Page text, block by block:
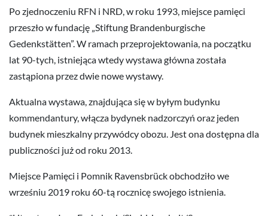
Po zjednoczeniu RFN i NRD, w roku 1993, miejsce pamięci
przeszło w fundację „Stiftung Brandenburgische
Gedenkstätten”. W ramach przeprojektowania, na początku
lat 90-tych, istniejąca wtedy wystawa główna została
zastąpiona przez dwie nowe wystawy.
Aktualna wystawa, znajdująca się w byłym budynku
kommendantury, włącza bydynek nadzorczyń oraz jeden
budynek mieszkalny przywódcy obozu. Jest ona dostępna dla
publiczności już od roku 2013.
Miejsce Pamięci i Pomnik Ravensbrück obchodziło we
wrześniu 2019 roku 60-tą rocznicę swojego istnienia.